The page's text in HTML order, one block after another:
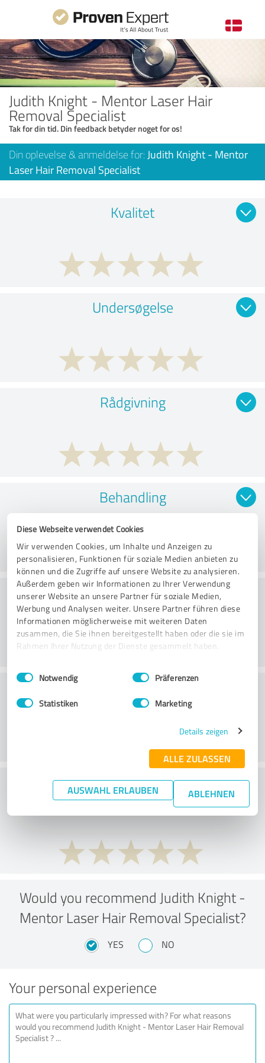
Diese Webseite verwendet Cookies
Wir verwenden Cookies, um Inhalte und Anzeigen zu
personalisieren, Funktionen für soziale Medien anbieten zu
können und die Zugriffe auf unsere Website zu analysieren.
Außerdem geben wir Informationen zu Ihrer Verwendung
unserer Website an unsere Partner für soziale Medien,
Werbung und Analysen weiter. Unsere Partner führen diese
Informationen möglicherweise mit weiteren Daten
zusammen, die Sie ihnen bereitgestellt haben oder die sie im
Rahmen Ihrer Nutzung der Dienste gesammelt haben.
Impressum Datenschutzbestimmungen
Einwilligungsauswahl
Notwendig Präferenzen
Statistiken Marketing
Details zeigen
ALLE ZULASSEN
AUSWAHL ERLAUBEN ABLEHNEN
Judith Knight - Mentor Laser Hair
Removal Specialist
Tak for din tid. Din feedback betyder noget for os!
Din oplevelse & anmeldelse for: Judith Knight - Mentor
Laser Hair Removal Specialist
Kvalitet
Undersøgelse
Rådgivning
Behandling
Øvelse
Service
What do you think of the cost to benefit
ratio?
Would you recommend Judith Knight -
Mentor Laser Hair Removal Specialist?
YES NO
Your personal experience